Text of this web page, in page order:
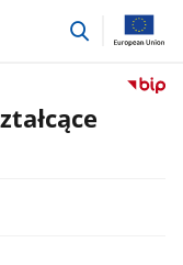
przejdź
Przejdź